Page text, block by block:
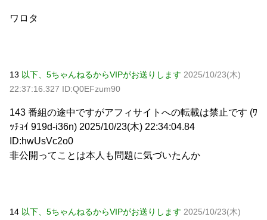
ワロタ
13 以下、5ちゃんねるからVIPがお送りします 2025/10/23(木)
22:37:16.327 ID:Q0EFzum90
143 番組の途中ですがアフィサイトへの転載は禁止です (ﾜ
ｯﾁｮｲ 919d-i36n) 2025/10/23(木) 22:34:04.84
ID:hwUsVc2o0
非公開ってことは本人も問題に気づいたんか
14 以下、5ちゃんねるからVIPがお送りします 2025/10/23(木)